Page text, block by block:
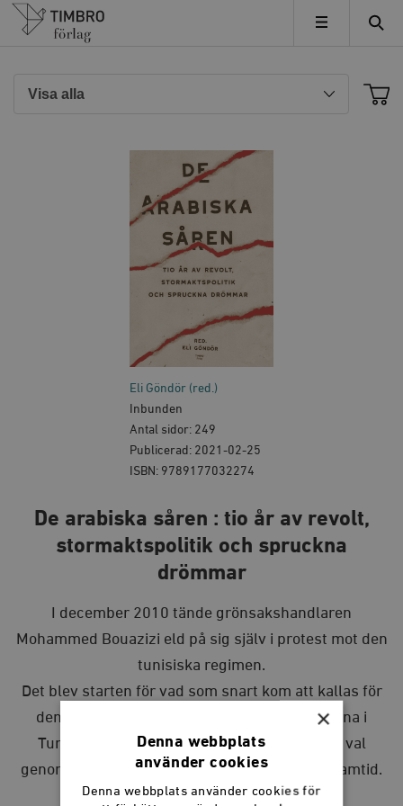
Timbro
MENY
Eli Göndör (red.)
Inbunden
Antal sidor: 249
Publicerad: 2021-02-25
ISBN: 9789177032274
De arabiska såren : tio år av revolt,
stormaktspolitik och spruckna
drömmar
I december 2010 tände grönsakshandlaren
Mohammed Bouazizi eld på sig själv i protest mot den
tunisiska regimen.
Det blev starten för vad som snart kom att kallas för
den arabiska våren. Under 2011 föll regimerna i
Tunisien, Libyen och Egypten, demokratiska val
genomfördes och hopp tändes om en bättre framtid.
×
Denna webbplats
använder cookies
Denna webbplats använder cookies för